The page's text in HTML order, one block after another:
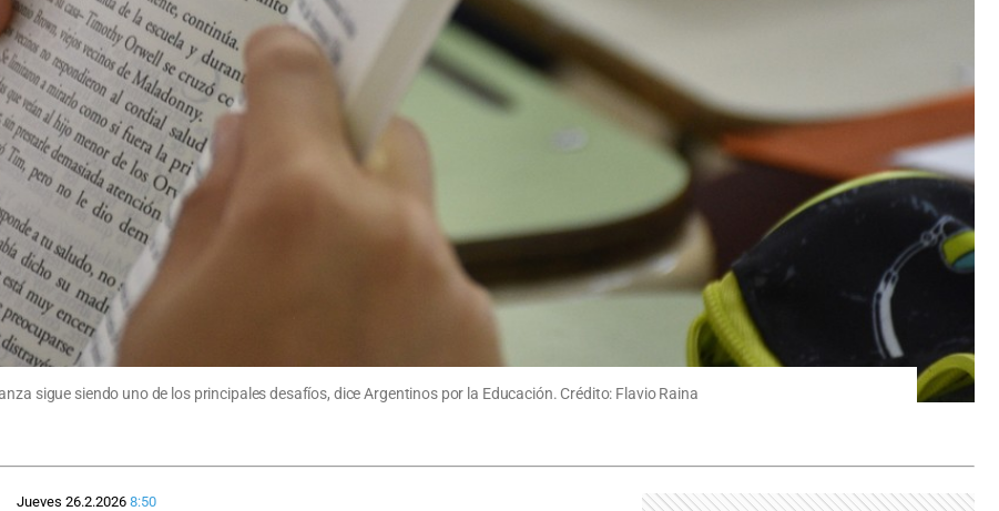
sigue siendo uno de los principales desafíos, dice Argentinos por la Educación. Crédito: Flavio Raina
Jueves 26.2.2026 8:50